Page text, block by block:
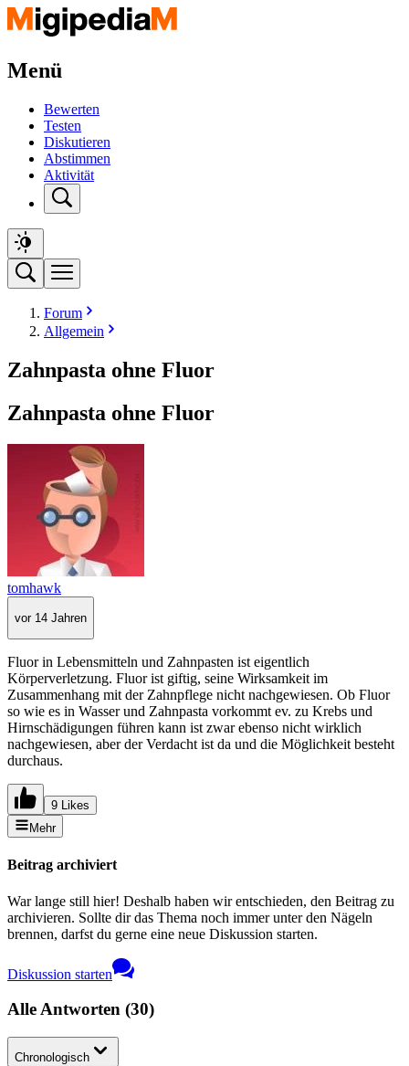
Menü
Bewerten
Testen
Diskutieren
Abstimmen
Aktivität
Forum
Allgemein
Zahnpasta ohne Fluor
Zahnpasta ohne Fluor
tomhawk
vor 14 Jahren
Fluor in Lebensmitteln und Zahnpasten ist eigentlich
Körperverletzung. Fluor ist giftig, seine Wirksamkeit im
Zusammenhang mit der Zahnpflege nicht nachgewiesen. Ob Fluor
so wie es in Wasser und Zahnpasta vorkommt ev. zu Krebs und
Hirnschädigungen führen kann ist zwar ebenso nicht wirklich
nachgewiesen, aber der Verdacht ist da und die Möglichkeit besteht
durchaus.
9 Likes
Mehr
Beitrag archiviert
War lange still hier! Deshalb haben wir entschieden, den Beitrag zu
archivieren. Sollte dir das Thema noch immer unter den Nägeln
brennen, darfst du gerne eine neue Diskussion starten.
Diskussion starten
Alle Antworten (30)
Chronologisch